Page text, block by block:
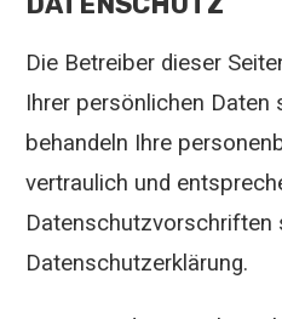
Die Betreiber dieser
Ihrer persönlichen Daten
behandeln Ihre
vertraulich und
Datenschutzvorschriften
Datenschutzerklärung.